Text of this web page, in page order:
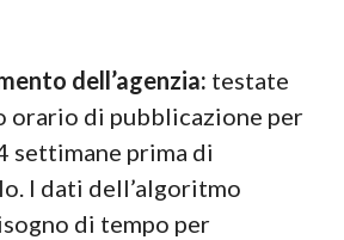
dell’agenzia: testate
orario di pubblicazione per
settimane prima di
I dati dell’algoritmo
di tempo per